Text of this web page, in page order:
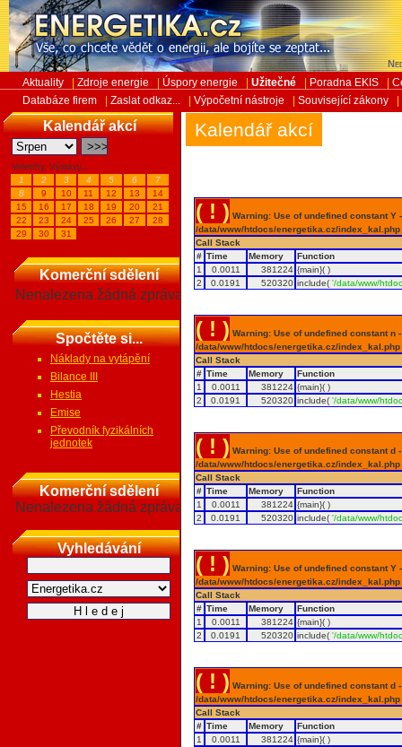
Aktuality Zdroje energie Úspory energie Užitečné Poradna EKIS
Databáze firem
Zaslat odkaz... Výpočetní nástroje Související zákony
Kalendář akcí
Veletrhy, Výstavy...
1
2 3 4 5 6
7
8
9 10 11 12 13
14
15
16 17 18 19 20
21
22
23 24 25 26 27
28
29
30 31
Komerční sdělení
Nenalezena žádná zpráva
Spočtěte si...
Náklady na vytápění
Bilance III
Hestia
Emise
Převodník fyzikálních
jednotek
Komerční sdělení
Nenalezena žádná zpráva
Vyhledávání
Kalendář akcí
( ! ) Warning: Use of undefined constant
/data/www/htdocs/energetika.cz/
Call Stack
# Time Memory
Function
1
0.0011 381224 {main}( )
2
0.0191 520320 include('/data/www/
( ! ) Warning: Use of undefined constant
/data/www/htdocs/energetika.cz/
Call Stack
# Time Memory
Function
1
0.0011 381224 {main}( )
2
0.0191 520320 include('/data/www/
( ! ) Warning: Use of undefined constant
/data/www/htdocs/energetika.cz/
Call Stack
# Time Memory
Function
1
0.0011 381224 {main}( )
2
0.0191 520320 include('/data/www/
( ! ) Warning: Use of undefined constant
/data/www/htdocs/energetika.cz/
Call Stack
# Time Memory
Function
1
0.0011 381224 {main}( )
2
0.0191 520320 include('/data/www/
( ! ) Warning: Use of undefined constant
/data/www/htdocs/energetika.cz/
Call Stack
# Time Memory
Function
1
0.0011 381224 {main}( )